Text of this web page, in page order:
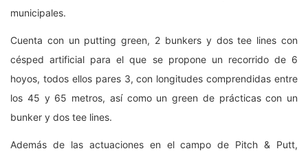
municipales.
Cuenta con un putting green, 2 bunkers y dos tee lines con
césped artificial para el que se propone un recorrido de 6
hoyos, todos ellos pares 3, con longitudes comprendidas entre
los 45 y 65 metros, así como un green de prácticas con un
bunker y dos tee lines.
Además de las actuaciones en el campo de Pitch & Putt,